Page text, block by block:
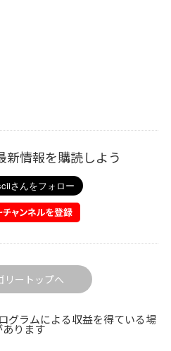
新情報を購読しよう
リートップへ
グラムによる収益を得ている場
あります